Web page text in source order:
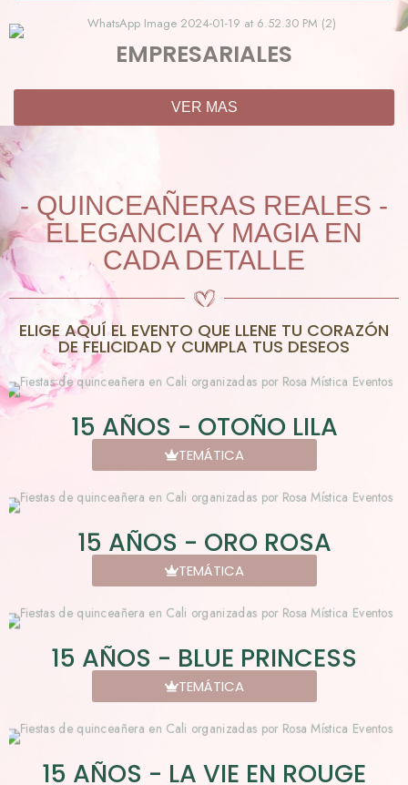
EMPRESARIALES
VER MAS
- QUINCEAÑERAS REALES -
ELEGANCIA Y MAGIA EN
CADA DETALLE
ELIGE AQUÍ EL EVENTO QUE LLENE TU CORAZÓN
DE FELICIDAD Y CUMPLA TUS DESEOS
15 AÑOS - OTOÑO LILA
TEMÁTICA
15 AÑOS - ORO ROSA
TEMÁTICA
15 AÑOS - BLUE PRINCESS
TEMÁTICA
15 AÑOS - LA VIE EN ROUGE